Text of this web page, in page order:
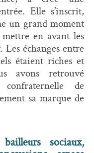
Elle s’inscrit,
un grand moment
en avant les
échanges entre
étaient riches et
avons retrouvé
de
sa marque de
sociaux,